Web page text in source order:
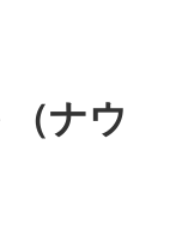
ナウ